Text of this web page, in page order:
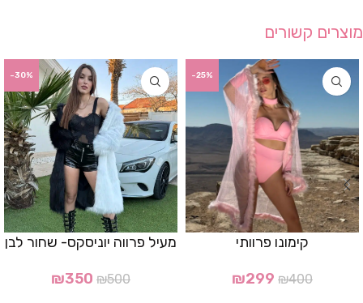
מוצרים קשורים
-25%
קימונו פרוותי
₪400
₪299
-30%
מעיל פרווה יוניסקס- שחור לבן
₪500
₪350